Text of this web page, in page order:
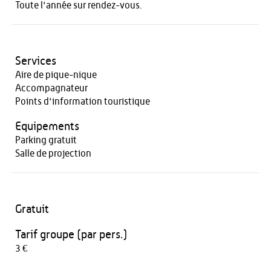
Toute l'année sur rendez-vous.
Services
Aire de pique-nique
Accompagnateur
Points d'information touristique
Equipements
Parking gratuit
Salle de projection
Gratuit
Tarif groupe (par pers.)
3 €